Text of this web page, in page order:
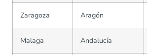
Zaragoza Aragón
Malaga Andalucía